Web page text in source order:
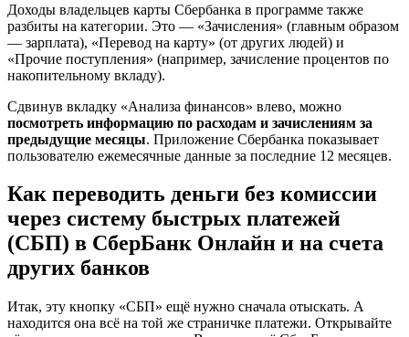
Доходы владельцев карты Сбербанка в программе также
разбиты на категории. Это — «Зачисления» (главным образом
— зарплата), «Перевод на карту» (от других людей) и
«Прочие поступления» (например, зачисление процентов по
накопительному вкладу).
Сдвинув вкладку «Анализа финансов» влево, можно
посмотреть информацию по расходам и зачислениям за
предыдущие месяцы. Приложение Сбербанка показывает
пользователю ежемесячные данные за последние 12 месяцев.
Как переводить деньги без комиссии
через систему быстрых платежей
(СБП) в СберБанк Онлайн и на счета
других банков
Итак, эту кнопку «СБП» ещё нужно сначала отыскать. А
находится она всё на той же страничке платежи. Открывайте